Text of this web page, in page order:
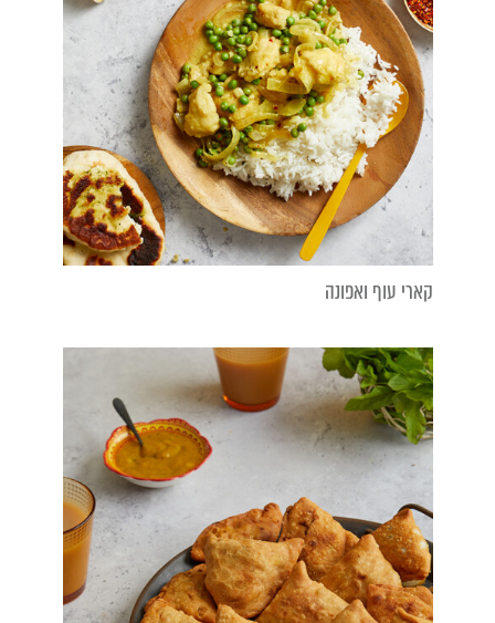
קארי עוף ואפונה